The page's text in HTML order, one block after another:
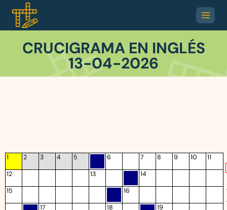
CRUCIGRAMA EN INGLÉS
13-04-2026
1 2 3 4 5 6 7 8 9 10 11
12 13 14
15 16
17 18 19